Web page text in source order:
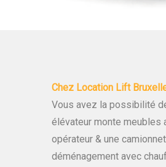
Chez Location Lift
Vous avez la possibilité
élévateur monte meubles
opérateur & une
déménagement avec